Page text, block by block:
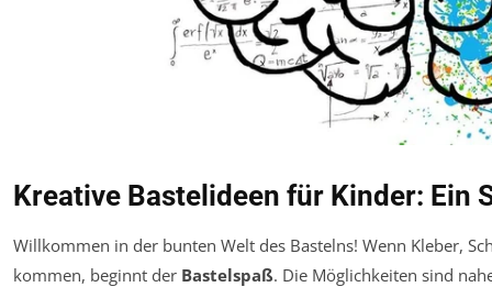
Kreative Bastelideen für Kinder: Ein
Willkommen in der bunten Welt des Bastelns! Wenn Kleber,
kommen, beginnt der Bastelspaß. Die Möglichkeiten sind